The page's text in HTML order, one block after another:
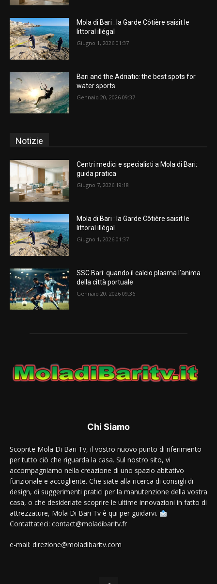
Mola di Bari : la Garde Côtière saisit le
littoral illégal
Giugno 1, 2026 01:37
Bari and the Adriatic: the best spots for
water sports
Gennaio 20, 2026 09:37
Notizie
Centri medici e specialisti a Mola di Bari:
guida pratica
Giugno 7, 2026 19:18
Mola di Bari : la Garde Côtière saisit le
littoral illégal
Giugno 1, 2026 01:37
SSC Bari: quando il calcio plasma l’anima
della città portuale
Gennaio 20, 2026 09:36
Chi Siamo
Scoprite Mola Di Bari Tv, il vostro nuovo punto di riferimento
per tutto ciò che riguarda la casa. Sul nostro sito, vi
accompagniamo nella creazione di uno spazio abitativo
funzionale e accogliente. Che siate alla ricerca di consigli di
design, di suggerimenti pratici per la manutenzione della vostra
casa, o che desideriate scoprire le ultime innovazioni in fatto di
attrezzature, Mola Di Bari Tv è qui per guidarvi.
Contattateci: contact@moladibaritv.fr
e-mail: direzione@moladibaritv.com